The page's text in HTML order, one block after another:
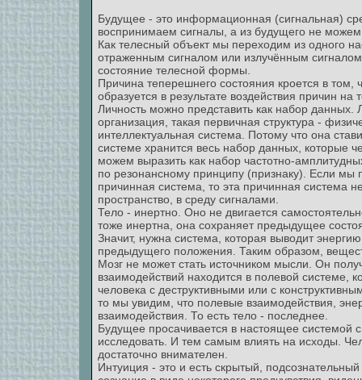
Будущее - это информационная (сигнальная)
воспринимаем сигналы, а из будущего не можем
Как телесный объект мы переходим из одного
отраженным сигналом или излучённым
состояние телесной формы.
Причина теперешнего состояния кроется в
образуется в результате воздействия причин
Личность можно представить как набор данных.
организация, такая первичная структура -
интеллектуальная система. Потому что она
системе хранится весь набор данных, которые
можем выразить как набор частотно-
по резонансному принципу (признаку). Если
причинная система, то эта причинная система
пространство, в среду сигналами.
Тело - инертно. Оно не двигается
тоже инертна, она сохраняет предыдущее
Значит, нужна система, которая выводит
предыдущего положения. Таким образом,
Мозг не может стать источником мысли. Он
взаимодействий находится в полевой системе,
человека с деструктивными или с
то мы увидим, что полевые взаимодействия,
взаимодействия. То есть тело - последнее.
Будущее просачивается в настоящее
исследовать. И тем самым влиять на исходы.
достаточно внимателен.
Интуиция - это и есть скрытый,